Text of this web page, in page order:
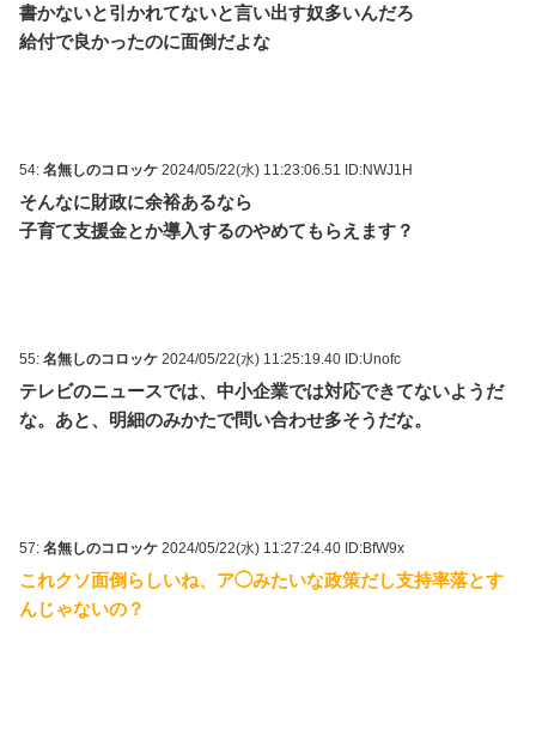
書かないと引かれてないと言い出す奴多いんだろ
給付で良かったのに面倒だよな
54: 名無しのコロッケ 2024/05/22(水) 11:23:06.51 ID:NWJ1H
そんなに財政に余裕あるなら
子育て支援金とか導入するのやめてもらえます？
55: 名無しのコロッケ 2024/05/22(水) 11:25:19.40 ID:Unofc
テレビのニュースでは、中小企業では対応できてないようだ
な。あと、明細のみかたで問い合わせ多そうだな。
57: 名無しのコロッケ 2024/05/22(水) 11:27:24.40 ID:BfW9x
これクソ面倒らしいね、ア◯みたいな政策だし支持率落とす
んじゃないの？